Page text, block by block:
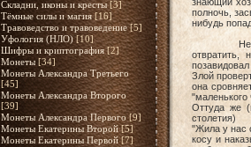
Складни, иконы и кресты [3]
Тёмные силы и магия [16]
Травоведство и травоведение [5]
Уфология (НЛО) [10]
Шифры и криптография [2]
Монеты [34]
Монеты Александра Третьего
[45]
Монеты Александра Второго
[39]
Монеты Александра Первого [9]
Монеты Екатерины Второй [5]
Монеты Екатерины Первой [7]
полночь,
нибудь
Нередко
отвратить,
Злой
она
"маленького
Оттуда же
столетия)
"Жила у нас
косу и